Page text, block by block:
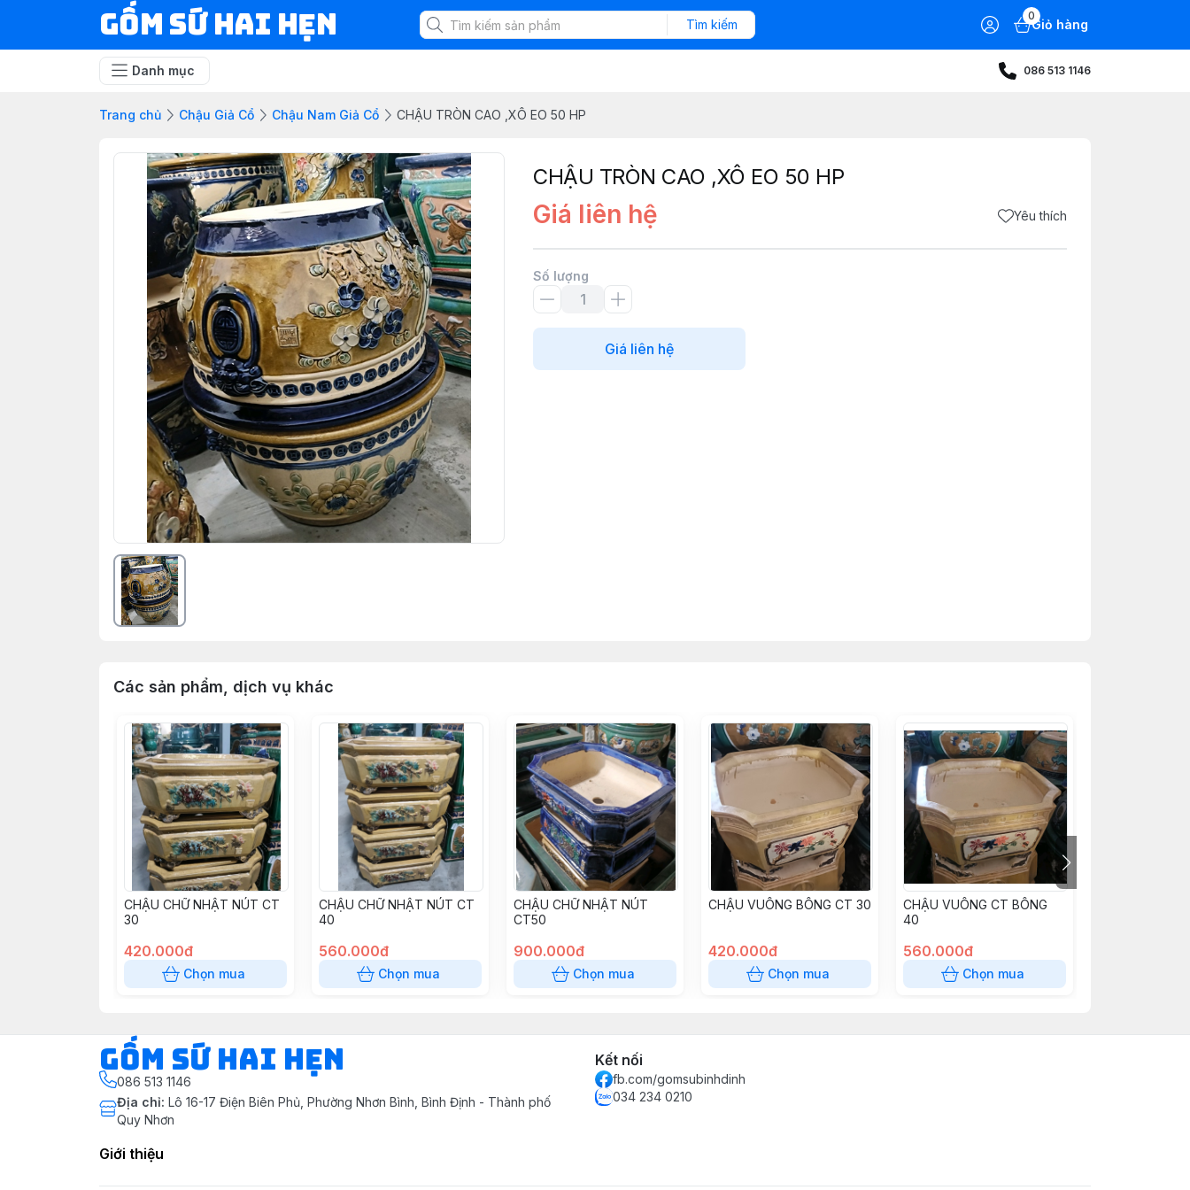
Gốm Sứ Hai Hẹn Tìm kiếm
0
Giỏ hàng
Danh mục 086 513 1146
Trang chủ Chậu Giả Cổ Chậu Nam Giả Cổ CHẬU TRÒN CAO ,XÔ EO 50 HP
CHẬU TRÒN CAO ,XÔ EO 50 HP
Giá liên hệ Yêu thích
Số lượng
Giá liên hệ
Các sản phẩm, dịch vụ khác
CHẬU CHỮ NHẬT NÚT CT
30
420.000đ
Chọn mua
CHẬU CHỮ NHẬT NÚT CT
40
560.000đ
Chọn mua
CHẬU CHỮ NHẬT NÚT
CT50
900.000đ
Chọn mua
CHẬU VUÔNG BÔNG CT 30
420.000đ
Chọn mua
CHẬU VUÔNG CT BÔNG
40
560.000đ
Chọn mua
Gốm Sứ Hai Hẹn
086 513 1146
Địa chỉ: Lô 16-17 Điện Biên Phủ, Phường Nhơn Bình, Bình Định - Thành phố
Quy Nhơn
Kết nối
fb.com/gomsubinhdinh
034 234 0210
Giới thiệu